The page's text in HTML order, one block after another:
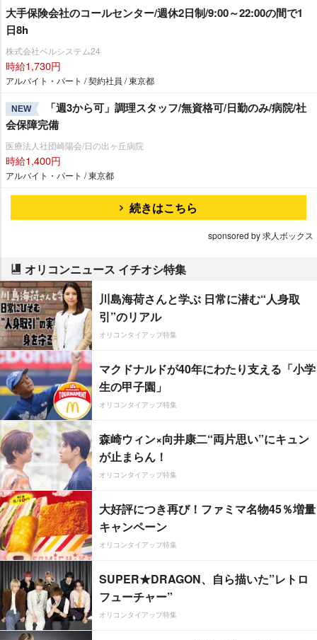
大手保険会社のコールセンター/週休2日制/9:00～22:00の間で1
日8h
株式会社ベルシステム24
時給1,730円
アルバイト・パート / 契約社員 / 東京都
NEW
「週3から可」調理スタッフ/無資格可/日勤のみ/病院/社
会保障完備
医療法人社団崎陽会/日の出ヶ丘病院
時給1,400円
アルバイト・パート / 東京都
続きはこちら
sponsored by 求人ボックス
オリコンニュース イチオシ特集
川島海荷さんと学ぶ 日常に潜む“人身取
引”のリアル
オリコンタイアップ特集
マクドナルドが40年にわたり支える「小学
生の甲子園」
オリコンタイアップ特集
森崎ウィン×向井康二“両片思い”にキュン
が止まらん！
オリコンタイアップ特集
大好評につき再び！ファミマ名物45％増量
キャンペーン
オリコンタイアップ特集
SUPER★DRAGON、自ら描いた”レトロ
フューチャー”
オリコンタイアップ特集